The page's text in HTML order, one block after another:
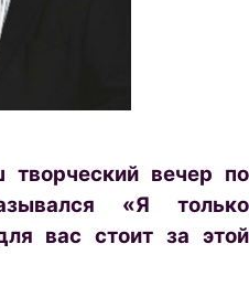
вечер по
«Я только
вас стоит за этой